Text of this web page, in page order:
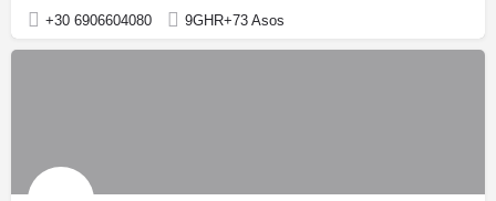
+30 6906604080 9GHR+73 Asos